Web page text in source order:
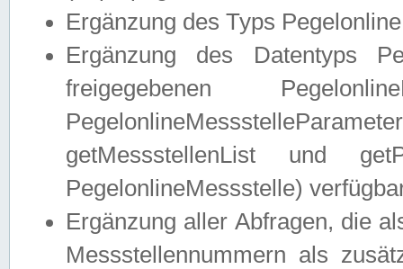
Ergänzung des Typs
Ergänzung des Datentyps
freigegebenen
getMessstellenList und
PegelonlineMessstelle)
Ergänzung aller Abfragen, die
Messstellennummern als